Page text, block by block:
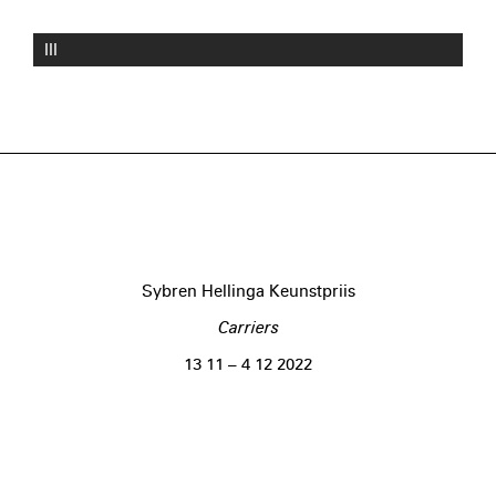
III
Sybren Hellinga Keunstpriis
Carriers
13 11 – 4 12 2022